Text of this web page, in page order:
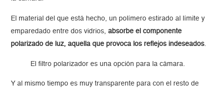
El material del que está hecho, un polímero estirado al límite y
emparedado entre dos vidrios,absorbe el componente
polarizado de luz, aquella que provoca los reflejos indeseados.
El filtro polarizador es una opción para la cámara.
Y al mismo tiempo es muy transparente para con el resto de